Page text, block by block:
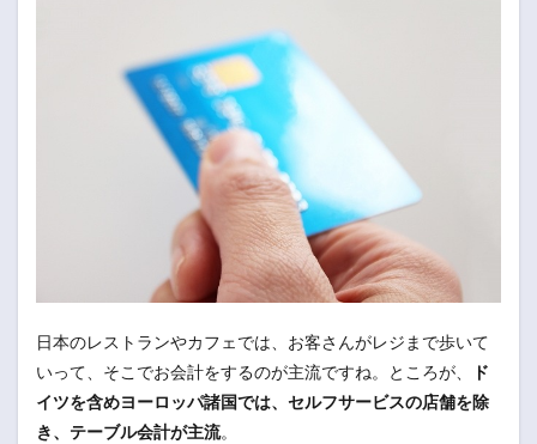
日本のレストランやカフェでは、お客さんがレジまで歩いて
いって、そこでお会計をするのが主流ですね。ところが、
ド
イツを含めヨーロッパ諸国では、セルフサービスの店舗を除
き、テーブル会計が主流。